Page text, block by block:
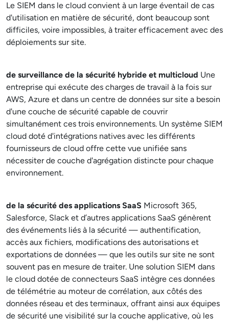
Le SIEM dans le cloud convient à un large éventail de cas
d'utilisation en matière de sécurité, dont beaucoup sont
difficiles, voire impossibles, à traiter efficacement avec des
déploiements sur site.
de surveillance de la sécurité hybride et multicloud Une
entreprise qui exécute des charges de travail à la fois sur
AWS, Azure et dans un centre de données sur site a besoin
d'une couche de sécurité capable de couvrir
simultanément ces trois environnements. Un système SIEM
cloud doté d'intégrations natives avec les différents
fournisseurs de cloud offre cette vue unifiée sans
nécessiter de couche d'agrégation distincte pour chaque
environnement.
de la sécurité des applications SaaS Microsoft 365,
Salesforce, Slack et d’autres applications SaaS génèrent
des événements liés à la sécurité — authentification,
accès aux fichiers, modifications des autorisations et
exportations de données — que les outils sur site ne sont
souvent pas en mesure de traiter. Une solution SIEM dans
le cloud dotée de connecteurs SaaS intègre ces données
de télémétrie au moteur de corrélation, aux côtés des
données réseau et des terminaux, offrant ainsi aux équipes
de sécurité une visibilité sur la couche applicative, où les